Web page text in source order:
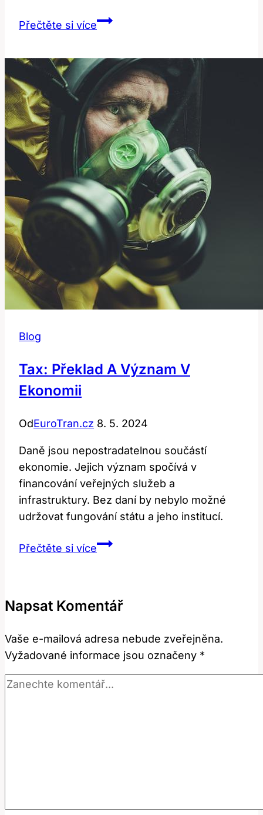
Přečtěte si víceLibtard:
slovo
ovlivňuje
politické
diskuze?
Blog
Tax: Překlad A Význam V
Ekonomii
OdEuroTran.cz 8. 5. 2024
Daně jsou nepostradatelnou součástí
ekonomie. Jejich význam spočívá v
financování veřejných služeb a
infrastruktury. Bez daní by nebylo možné
udržovat fungování státu a jeho institucí.
Přečtěte si víceTax:
v
Napsat Komentář
Vaše e-mailová adresa nebude zveřejněna.
Vyžadované informace jsou označeny *